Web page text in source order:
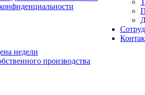
недели
производства